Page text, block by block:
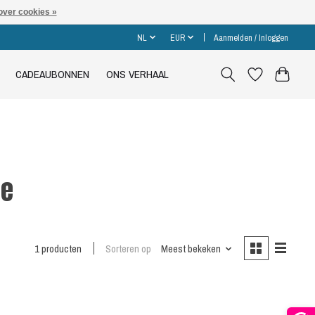
NL EUR Aanmelden / Inloggen
CADEAUBONNEN ONS VERHAAL
1 producten Sorteren op Meest bekeken
cookies »